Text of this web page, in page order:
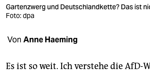
verlag
shop
fragen & hilfe
Gartenzwerg und Deutschlandkette? Das ist
Foto: dpa
Von Anne Haeming
Es ist so weit. Ich verstehe die AfD-